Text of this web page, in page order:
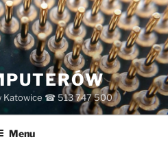
Katowice ☎ 513 747 500
Menu